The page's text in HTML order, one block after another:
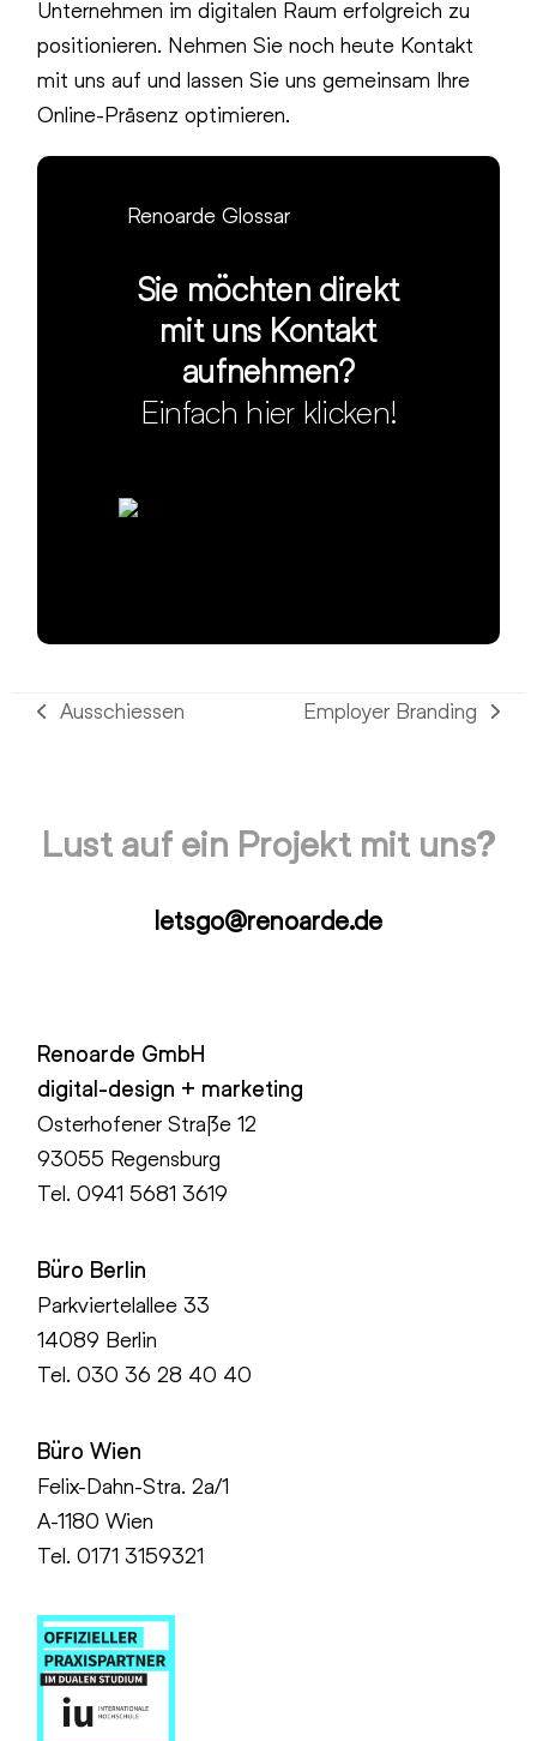
Unternehmen im digitalen Raum erfolgreich zu
positionieren. Nehmen Sie noch heute Kontakt
mit uns auf und lassen Sie uns gemeinsam Ihre
Online-Präsenz optimieren.
Renoarde Glossar
Sie möchten direkt
mit uns Kontakt
aufnehmen?
Einfach hier klicken!
vorheriger
Ausschiessen
Nächster
Employer Branding
Lust auf ein Projekt mit uns?
letsgo@renoarde.de
Renoarde GmbH
digital-design + marketing
Osterhofener Straße 12
93055 Regensburg
Tel.0941 5681 3619
Büro Berlin
Parkviertelallee 33
14089 Berlin
Tel.030 36 28 40 40
Büro Wien
Felix-Dahn-Stra. 2a/1
A-1180 Wien
Tel. 0171 3159321